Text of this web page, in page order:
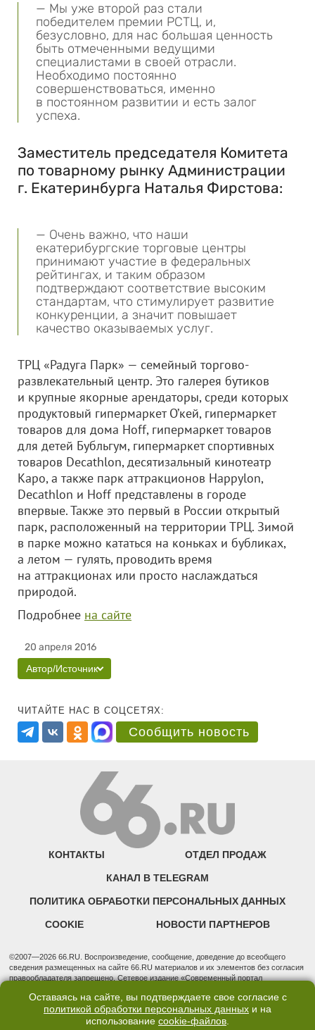
— Мы уже второй раз стали
победителем премии РСТЦ, и,
безусловно, для нас большая ценность
быть отмеченными ведущими
специалистами в своей отрасли.
Необходимо постоянно
совершенствоваться, именно
в постоянном развитии и есть залог
успеха.
Заместитель председателя Комитета
по товарному рынку Администрации
г. Екатеринбурга Наталья Фирстова:
— Очень важно, что наши
екатерибургские торговые центры
принимают участие в федеральных
рейтингах, и таким образом
подтверждают соответствие высоким
стандартам, что стимулирует развитие
конкуренции, а значит повышает
качество оказываемых услуг.
ТРЦ «Радуга Парк» — семейный торгово-
развлекательный центр. Это галерея бутиков
и крупные якорные арендаторы, среди которых
продуктовый гипермаркет О’кей, гипермаркет
товаров для дома Hoff, гипермаркет товаров
для детей Бубльгум, гипермаркет спортивных
товаров Decathlon, десятизальный кинотеатр
Каро, а также парк аттракционов Happylon,
Decathlon и Hoff представлены в городе
впервые. Также это первый в России открытый
парк, расположенный на территории ТРЦ. Зимой
в парке можно кататься на коньках и бубликах,
а летом — гулять, проводить время
на аттракционах или просто наслаждаться
природой.
Подробнее на сайте
20 апреля 2016
Автор/Источник
ЧИТАЙТЕ НАС В СОЦСЕТЯХ:
Сообщить новость
КОНТАКТЫ ОТДЕЛ ПРОДАЖ
КАНАЛ В TELEGRAM
ПОЛИТИКА ОБРАБОТКИ ПЕРСОНАЛЬНЫХ ДАННЫХ
COOKIE НОВОСТИ ПАРТНЕРОВ
©2007—2026 66.RU. Воспроизведение, сообщение, доведение до всеобщего
сведения размещенных на сайте 66.RU материалов и их элементов без согласия
правообладателя запрещено. Сетевое издание «Современный портал
надзору в сфере связи, информационных технологий и массовых коммуникаций
(Роскомнадзор). Регистрационный номер ЭЛ № ФС 77 - 76634 от 02.09.2019
Учредитель: Общество с ограниченной ответственностью "66.ру". Юридический
Оставаясь на сайте, вы подтверждаете свое согласие с
политикой обработки персональных данных и на
использование cookie-файлов.